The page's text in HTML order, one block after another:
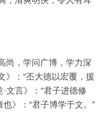
，学问广博，学力深
》：“丕大德以宏覆，援
文言》：“君子进德修
》：“君子博学于文。”